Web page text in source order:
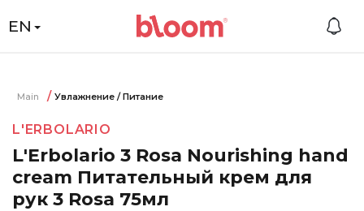
EN
Main Увлажнение / Питание
L'ERBOLARIO
L'Erbolario 3 Rosa Nourishing hand
cream Питательный крем для
рук 3 Rosa 75мл